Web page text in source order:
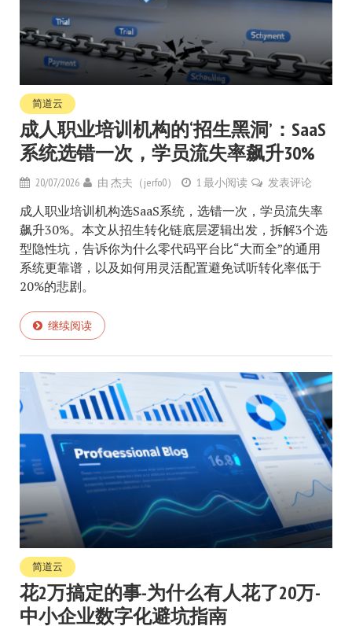
简道云
成人职业培训机构的‘招生黑洞’：SaaS
系统选错一次，学员流失率飙升30%
20/07/2026 由 杰夫（jerfo0） 1 最小阅读 发表评论
成人职业培训机构选SaaS系统，选错一次，学员流失率
飙升30%。本文从招生转化链底层逻辑出发，拆解3个选
型隐性坑，告诉你为什么零代码平台比“大而全”的通用
系统更靠谱，以及如何用灵活配置避免试听转化率低于
20%的悲剧。
继续阅读
简道云
花2万搞定的事-为什么有人花了20万-
中小企业数字化避坑指南